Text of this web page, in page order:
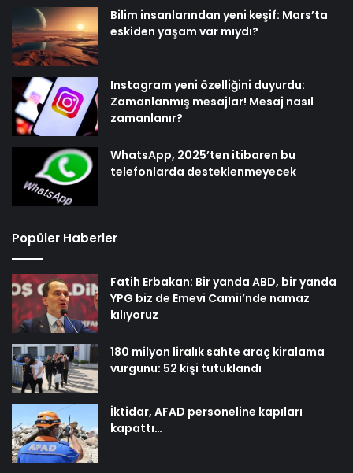
Bilim insanlarından yeni keşif: Mars’ta
eskiden yaşam var mıydı?
Instagram yeni özelliğini duyurdu:
Zamanlanmış mesajlar! Mesaj nasıl
zamanlanır?
WhatsApp, 2025’ten itibaren bu
telefonlarda desteklenmeyecek
Popüler Haberler
Fatih Erbakan: Bir yanda ABD, bir yanda
YPG biz de Emevi Camii’nde namaz
kılıyoruz
180 milyon liralık sahte araç kiralama
vurgunu: 52 kişi tutuklandı
İktidar, AFAD personeline kapıları
kapattı…